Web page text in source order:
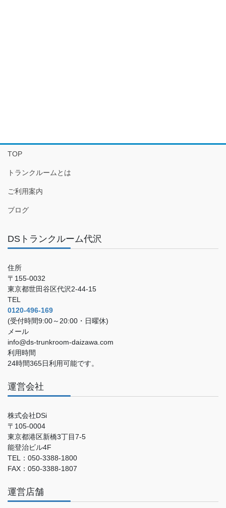
TOP
トランクルームとは
ご利用案内
ブログ
DSトランクルーム代沢
住所
〒155-0032
東京都世田谷区代沢2-44-15
TEL
0120-496-169
(受付時間9:00～20:00・日曜休)
メール
info@ds-trunkroom-daizawa.com
利用時間
24時間365日利用可能です。
運営会社
株式会社DSi
〒105-0004
東京都港区新橋3丁目7-5
能登治ビル4F
TEL：050-3388-1800
FAX：050-3388-1807
運営店舗